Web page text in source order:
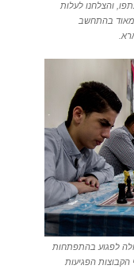
150 מדינות השתתפו, והצלחנו לעלות
מאוד בהתחשב
לפגוע בהתפתחות
הקבוצות הפגיעות